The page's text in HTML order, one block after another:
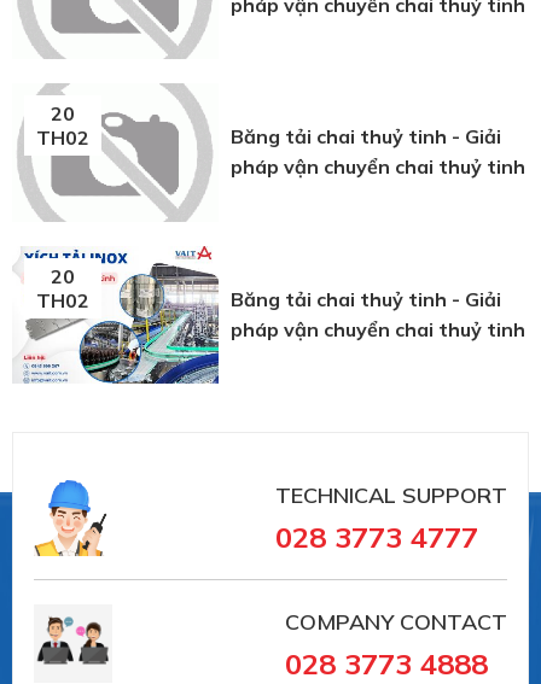
20
TH02
Băng tải chai thuỷ tinh - Giải
pháp vận chuyển chai thuỷ tinh
20
TH02
Băng tải chai thuỷ tinh - Giải
pháp vận chuyển chai thuỷ tinh
TECHNICAL SUPPORT
028 3773 4777
COMPANY CONTACT
028 3773 4888